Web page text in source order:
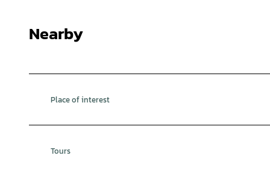
Nearby
Place of interest
Tours